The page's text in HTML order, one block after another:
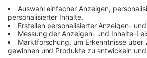
Bundesländer haben dies bereits so
und Innenminister Herbert Reul halten
der Abschiebepraxis fest.“
Anzeige